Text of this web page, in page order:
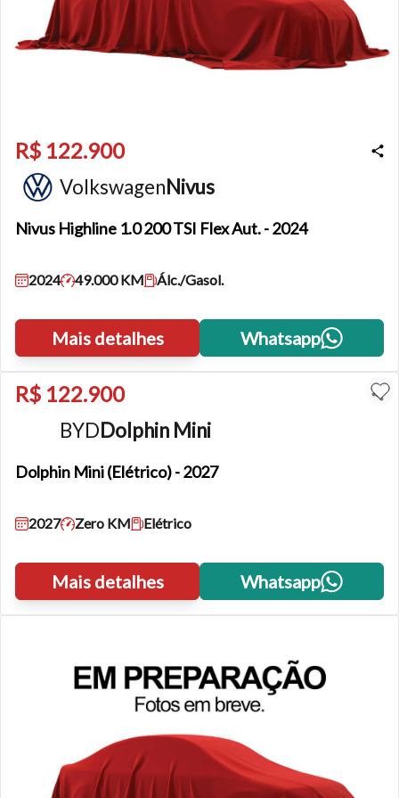
R$ 122.900
VolkswagenNivus
Nivus Highline 1.0 200 TSI Flex Aut. - 2024
2024 49.000 KM Álc./Gasol.
Mais detalhes Whatsapp
R$ 122.900
BYD Dolphin Mini
Dolphin Mini(Elétrico) - 2027
2027 Zero KM Elétrico
Mais detalhes Whatsapp